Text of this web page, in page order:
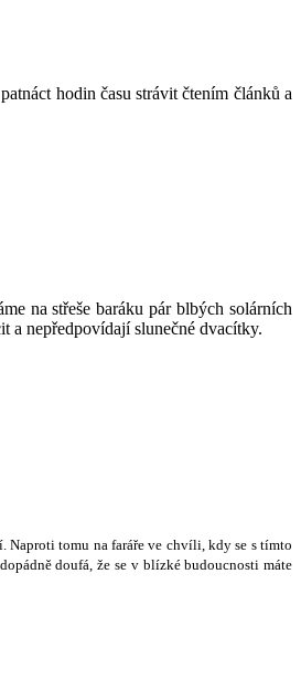
hodin času strávit čtením článků a
na střeše baráku pár blbých solárních
a nepředpovídají slunečné dvacítky.
Naproti tomu na faráře ve chvíli, kdy se s tímto
dopádnědoufá,že se v blízké budoucnosti máte